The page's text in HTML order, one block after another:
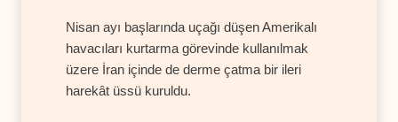
Nisan ayı başlarında uçağı düşen Amerikalı
havacıları kurtarma görevinde kullanılmak
üzere İran içinde de derme çatma bir ileri
harekât üssü kuruldu.